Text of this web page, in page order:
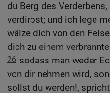
du Berg des
verdirbst; und ich lege
wälze dich von den
dich zu einem
26 sodass man weder
von dir nehmen wird,
sollst du werden!, spricht